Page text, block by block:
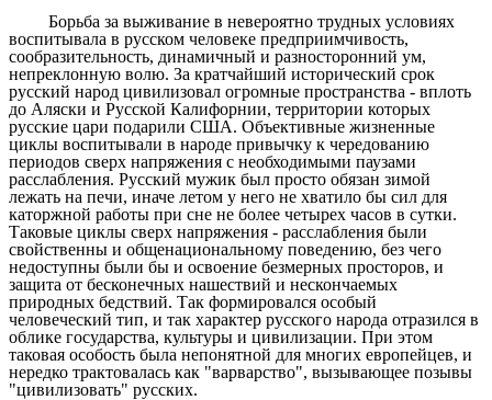
Борьба за выживание в невероятно трудных условиях
воспитывала в русском человеке предприимчивость,
сообразительность, динамичный и разносторонний ум,
непреклонную волю. За кратчайший исторический срок
русский народ цивилизовал огромные пространства - вплоть
до Аляски и Русской Калифорнии, территории которых
русские цари подарили США. Объективные жизненные
циклы воспитывали в народе привычку к чередованию
периодов сверх напряжения с необходимыми паузами
расслабления. Русский мужик был просто обязан зимой
лежать на печи, иначе летом у него не хватило бы сил для
каторжной работы при сне не более четырех часов в сутки.
Таковые циклы сверх напряжения - расслабления были
свойственны и общенациональному поведению, без чего
недоступны были бы и освоение безмерных просторов, и
защита от бесконечных нашествий и нескончаемых
природных бедствий. Так формировался особый
человеческий тип, и так характер русского народа отразился в
облике государства, культуры и цивилизации. При этом
таковая особость была непонятной для многих европейцев, и
нередко трактовалась как "варварство", вызывающее позывы
"цивилизовать" русских.